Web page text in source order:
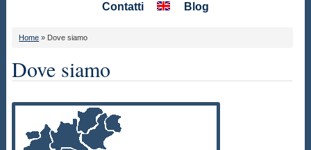
Contatti Blog
Home » Dove siamo
Dove siamo